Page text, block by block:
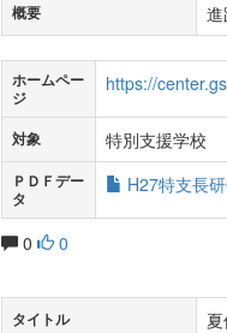
概要
ホームペー
ジ
https://
対象 特別支援学校
ＰＤＦデー
タ
H27特支長
0 0
タイトル